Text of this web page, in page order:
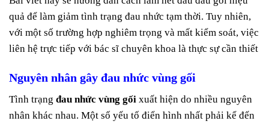
quả để làm giảm tình trạng đau nhức tạm thời. Tuy nhiên,
với một số trường hợp nghiêm trọng và mất kiểm soát, việc
liên hệ trực tiếp với bác sĩ chuyên khoa là thực sự cần thiết
Nguyên nhân gây đau nhức vùng gối
Tình trạng đau nhức vùng gối xuất hiện do nhiều nguyên
nhân khác nhau. Một số yếu tố điển hình nhất phải kể đến